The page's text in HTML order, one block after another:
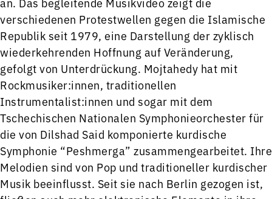
verschiedenen Protestwellen gegen die Islamische
Republik seit 1979, eine Darstellung der zyklisch
wiederkehrenden Hoffnung auf Veränderung,
gefolgt von Unterdrückung. Mojtahedy hat mit
Rockmusiker:innen, traditionellen
Instrumentalist:innen und sogar mit dem
Tschechischen Nationalen Symphonieorchester für
die von Dilshad Said komponierte kurdische
Symphonie “Peshmerga” zusammengearbeitet. Ihre
Melodien sind von Pop und traditioneller kurdischer
Musik beeinflusst. Seit sie nach Berlin gezogen ist,